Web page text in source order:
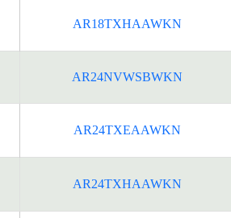
AR18TXHAAWKN
AR24NVWSBWKN
AR24TXEAAWKN
AR24TXHAAWKN